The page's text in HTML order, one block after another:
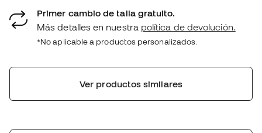
Primer cambio de talla gratuito.
Más detalles en nuestra política de devolución.
*No aplicable a productos personalizados.
Ver productos similares